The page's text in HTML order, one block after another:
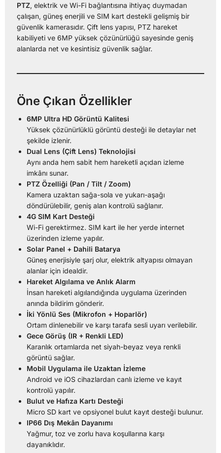
PTZ, elektrik ve Wi-Fi bağlantısına ihtiyaç duymadan
çalışan, güneş enerjili ve SIM kart destekli gelişmiş bir
güvenlik kamerasıdır. Çift lens yapısı, PTZ hareket
kabiliyeti ve 6MP yüksek çözünürlüğü sayesinde geniş
alanlarda net ve kesintisiz güvenlik sağlar.
Öne Çıkan Özellikler
6MP Ultra HD Görüntü Kalitesi
Yüksek çözünürlüklü görüntü desteği ile detaylar net
şekilde izlenir.
Dual Lens (Çift Lens) Teknolojisi
Aynı anda hem sabit hem hareketli açıdan izleme
imkânı sunar.
PTZ Özelliği (Pan / Tilt / Zoom)
Kamera uzaktan sağa-sola ve yukarı-aşağı
döndürülebilir, geniş alan kontrolü sağlanır.
4G SIM Kart Desteği
Wi-Fi gerektirmez. SIM kart ile her yerde internet
üzerinden izleme yapılır.
Solar Panel + Dahili Batarya
Güneş enerjisiyle şarj olur, elektrik altyapısı olmayan
alanlar için idealdir.
Hareket Algılama ve Anlık Alarm
İnsan hareketi algılandığında uygulama üzerinden
anında bildirim gönderir.
İki Yönlü Ses (Mikrofon + Hoparlör)
Ortam dinlenebilir ve karşı tarafa sesli uyarı verilebilir.
Gece Görüş (IR + Renkli LED)
Karanlık ortamlarda net siyah-beyaz veya renkli
görüntü sağlar.
Mobil Uygulama ile Uzaktan İzleme
Android ve iOS cihazlardan canlı izleme ve kayıt
kontrolü yapılır.
Bulut ve Hafıza Kartı Desteği
Micro SD kart ve opsiyonel bulut kayıt desteği bulunur.
IP66 Dış Mekân Dayanımı
Yağmur, toz ve zorlu hava koşullarına karşı
dayanıklıdır.